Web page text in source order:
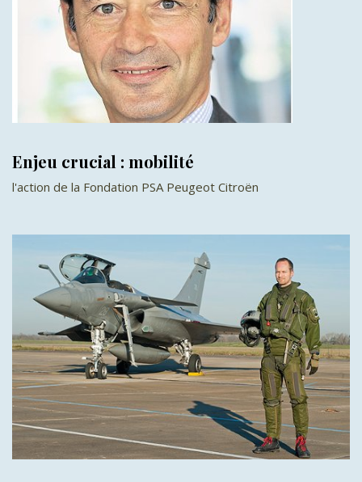
Enjeu crucial : mobilité
l'action de la Fondation PSA Peugeot Citroën